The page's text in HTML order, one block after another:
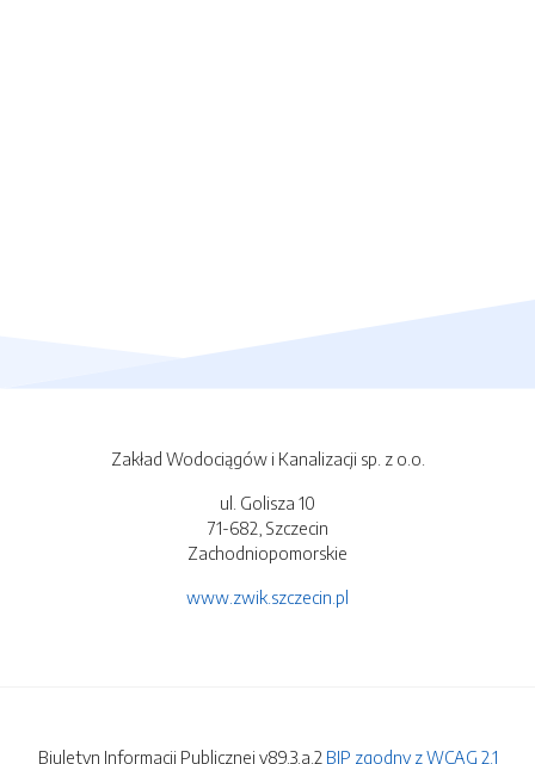
Zakład Wodociągów i Kanalizacji sp. z o.o.
ul. Golisza 10
71-682, Szczecin
Zachodniopomorskie
www.zwik.szczecin.pl
Biuletyn Informacji Publicznej v89.3.a.2 BIP zgodny z WCAG 2.1